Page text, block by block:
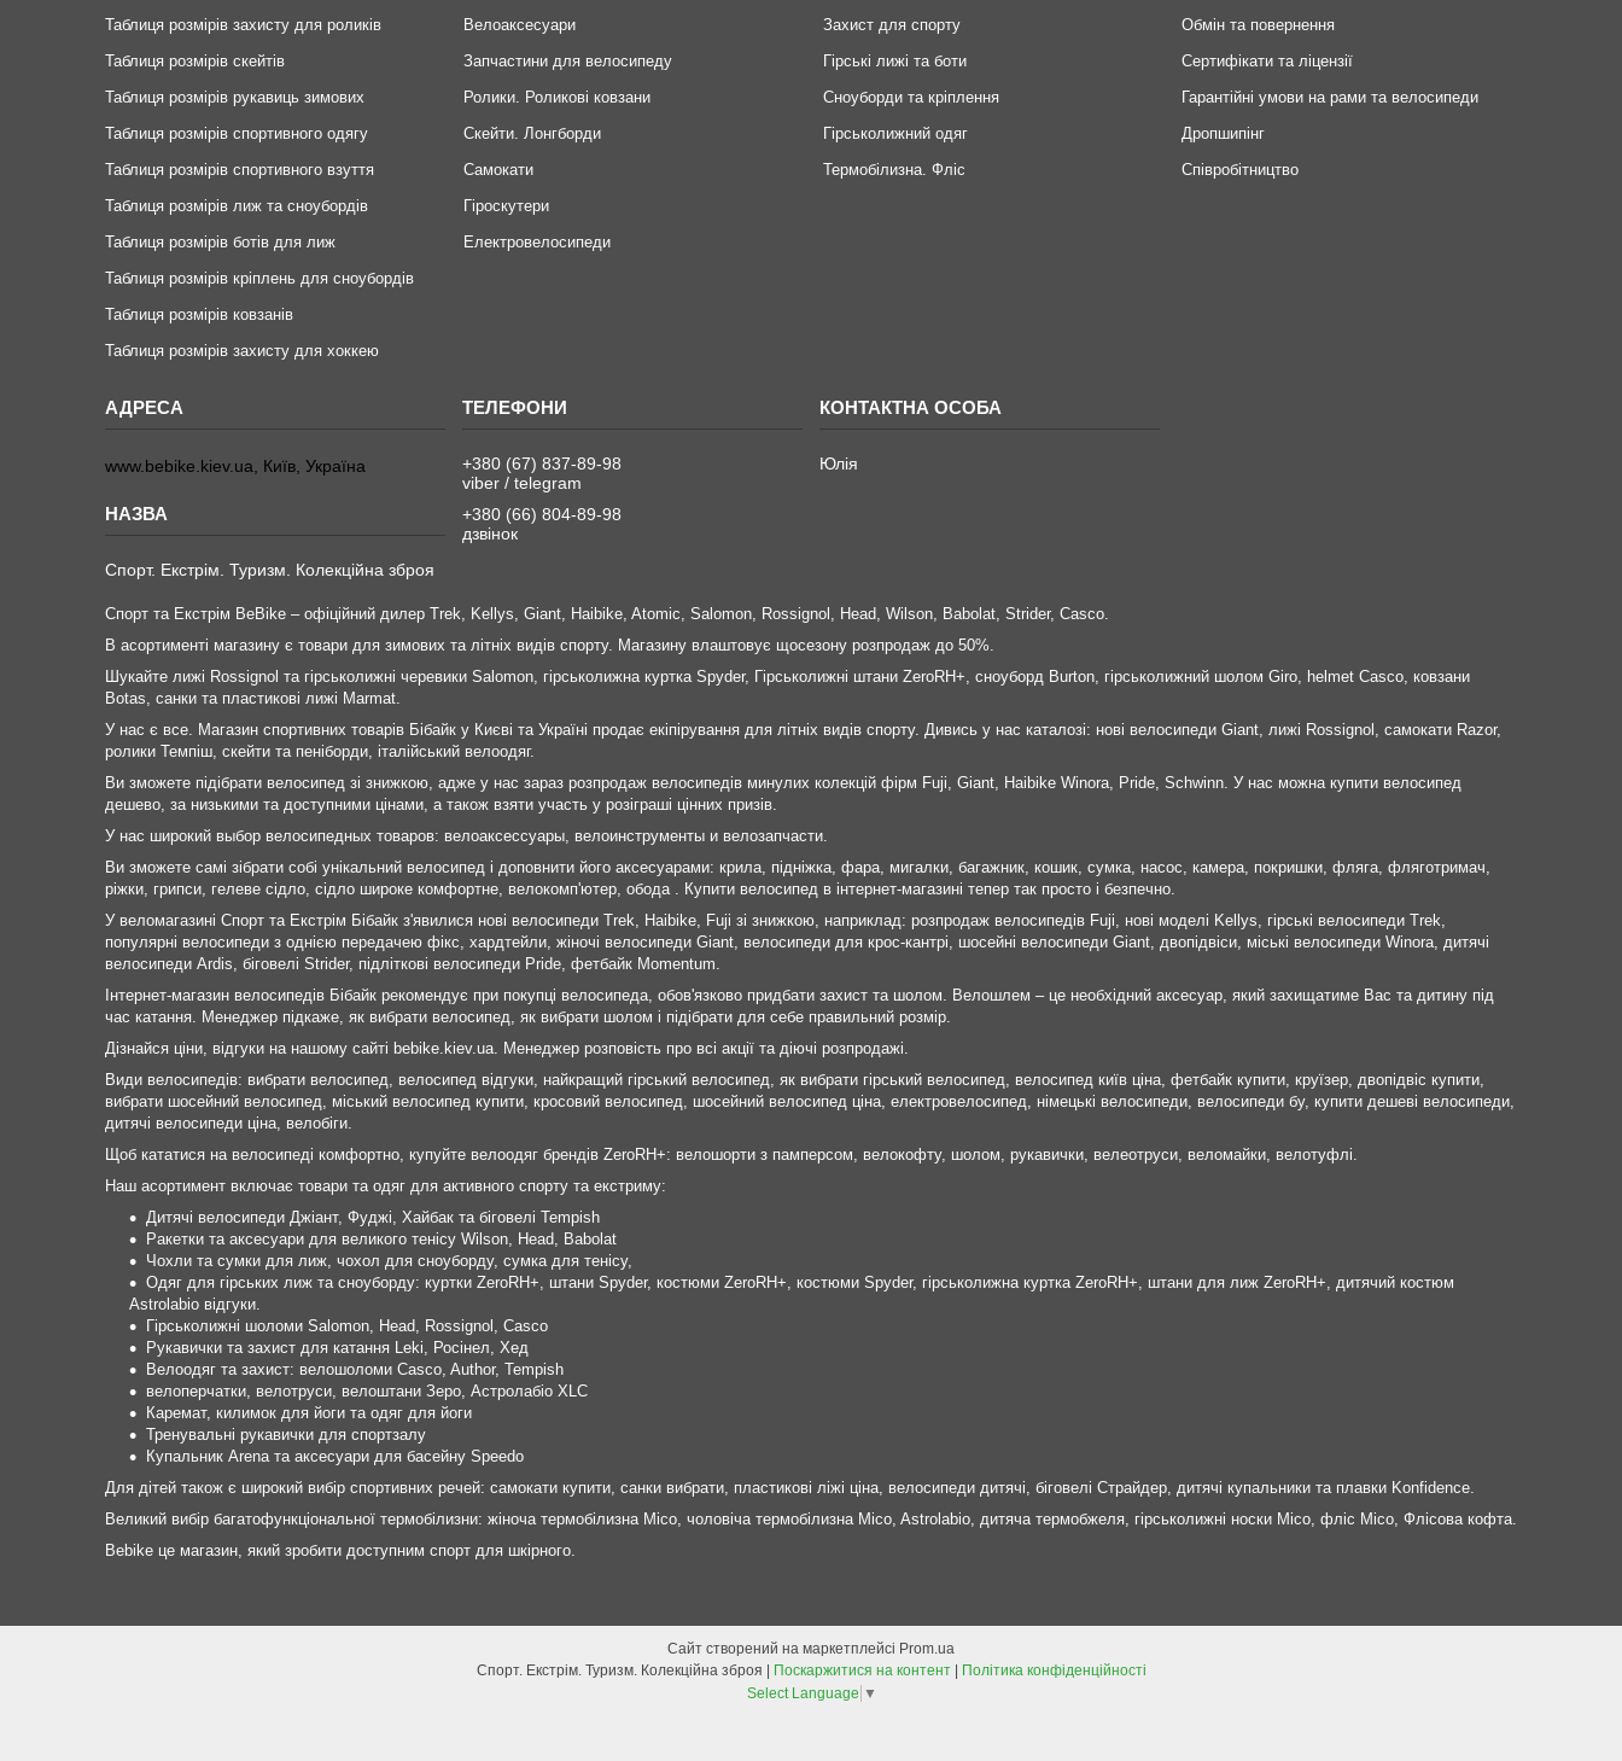
Таблиця розмірів захисту для роликів
Таблиця розмірів скейтів
Таблиця розмірів рукавиць зимових
Таблиця розмірів спортивного одягу
Таблиця розмірів спортивного взуття
Таблиця розмірів лиж та сноубордів
Таблиця розмірів ботів для лиж
Таблиця розмірів кріплень для сноубордів
Таблиця розмірів ковзанів
Таблиця розмірів захисту для хоккею
Велоаксесуари
Запчастини для велосипеду
Ролики. Роликові ковзани
Скейти. Лонгборди
Самокати
Гіроскутери
Електровелосипеди
Захист для спорту
Гірські лижі та боти
Сноуборди та кріплення
Гірськолижний одяг
Термобілизна. Фліс
Обмін та повернення
Сертифікати та ліцензії
Гарантійні умови на рами та велосипеди
Дропшипінг
Співробітництво
www.bebike.kiev.ua, Київ, Україна
Спорт. Екстрім. Туризм. Колекційна зброя
+380 (67) 837-89-98
viber / telegram
+380 (66) 804-89-98
дзвінок
Юлія
Спорт та Екстрім BeBike – офіційний дилер Trek, Kellys, Giant, Haibike, Atomic, Salomon, Rossignol, Head, Wilson, Babolat, Strider, Casco.
В асортименті магазину є товари для зимових та літніх видів спорту. Магазину влаштовує щосезону розпродаж до 50%.
Шукайте лижі Rossignol та гірськолижні черевики Salomon, гірськолижна куртка Spyder, Гірськолижні штани ZeroRH+, сноуборд Burton, гірськолижний шолом Giro, helmet Casco, ковзани
Botas, санки та пластикові лижі Marmat.
У нас є все. Магазин спортивних товарів Бібайк у Києві та Україні продає екіпірування для літніх видів спорту. Дивись у нас каталозі: нові велосипеди Giant, лижі Rossignol, самокати Razor,
ролики Темпіш, скейти та пеніборди, італійський велоодяг.
Ви зможете підібрати велосипед зі знижкою, адже у нас зараз розпродаж велосипедів минулих колекцій фірм Fuji, Giant, Haibike Winora, Pride, Schwinn. У нас можна купити велосипед
дешево, за низькими та доступними цінами, а також взяти участь у розіграші цінних призів.
У нас широкий выбор велосипедных товаров: велоаксессуары, велоинструменты и велозапчасти.
Ви зможете самі зібрати собі унікальний велосипед і доповнити його аксесуарами: крила, підніжка, фара, мигалки, багажник, кошик, сумка, насос, камера, покришки, фляга, фляготримач,
ріжки, грипси, гелеве сідло, сідло широке комфортне, велокомп'ютер, обода . Купити велосипед в інтернет-магазині тепер так просто і безпечно.
У веломагазині Спорт та Екстрім Бібайк з'явилися нові велосипеди Trek, Haibike, Fuji зі знижкою, наприклад: розпродаж велосипедів Fuji, нові моделі Kellys, гірські велосипеди Trek,
популярні велосипеди з однією передачею фікс, хардтейли, жіночі велосипеди Giant, велосипеди для крос-кантрі, шосейні велосипеди Giant, двопідвіси, міські велосипеди Winora, дитячі
велосипеди Ardis, біговелі Strider, підліткові велосипеди Pride, фетбайк Momentum.
Інтернет-магазин велосипедів Бібайк рекомендує при покупці велосипеда, обов'язково придбати захист та шолом. Велошлем – це необхідний аксесуар, який захищатиме Вас та дитину під
час катання. Менеджер підкаже, як вибрати велосипед, як вибрати шолом і підібрати для себе правильний розмір.
Дізнайся ціни, відгуки на нашому сайті bebike.kiev.ua. Менеджер розповість про всі акції та діючі розпродажі.
Види велосипедів: вибрати велосипед, велосипед відгуки, найкращий гірський велосипед, як вибрати гірський велосипед, велосипед київ ціна, фетбайк купити, круїзер, двопідвіс купити,
вибрати шосейний велосипед, міський велосипед купити, кросовий велосипед, шосейний велосипед ціна, електровелосипед, німецькі велосипеди, велосипеди бу, купити дешеві велосипеди,
дитячі велосипеди ціна, велобіги.
Щоб кататися на велосипеді комфортно, купуйте велоодяг брендів ZeroRH+: велошорти з памперсом, велокофту, шолом, рукавички, велеотруси, веломайки, велотуфлі.
Наш асортимент включає товари та одяг для активного спорту та екстриму:
Дитячі велосипеди Джіант, Фуджі, Хайбак та біговелі Tempish
Ракетки та аксесуари для великого тенісу Wilson, Head, Babolat
Чохли та сумки для лиж, чохол для сноуборду, сумка для тенісу,
Одяг для гірських лиж та сноуборду: куртки ZeroRH+, штани Spyder, костюми ZeroRH+, костюми Spyder, гірськолижна куртка ZeroRH+, штани для лиж ZeroRH+, дитячий костюм
Astrolabio відгуки.
Гірськолижні шоломи Salomon, Head, Rossignol, Casco
Рукавички та захист для катання Leki, Росінел, Хед
Велоодяг та захист: велошоломи Casco, Author, Tempish
велоперчатки, велотруси, велоштани Зеро, Астролабіо XLC
Каремат, килимок для йоги та одяг для йоги
Тренувальні рукавички для спортзалу
Купальник Arena та аксесуари для басейну Speedo
Для дітей також є широкий вибір спортивних речей: самокати купити, санки вибрати, пластикові ліжі ціна, велосипеди дитячі, біговелі Страйдер, дитячі купальники та плавки Konfidence.
Великий вибір багатофункціональної термобілизни: жіноча термобілизна Mico, чоловіча термобілизна Mico, Astrolabio, дитяча термобжеля, гірськолижні носки Mico, фліс Mico, Флісова кофта.
Bebike це магазин, який зробити доступним спорт для шкірного.
Сайт створений на маркетплейсі Prom.ua
Поскаржитися на контент
Політика конфіденційності
Select Language ▼